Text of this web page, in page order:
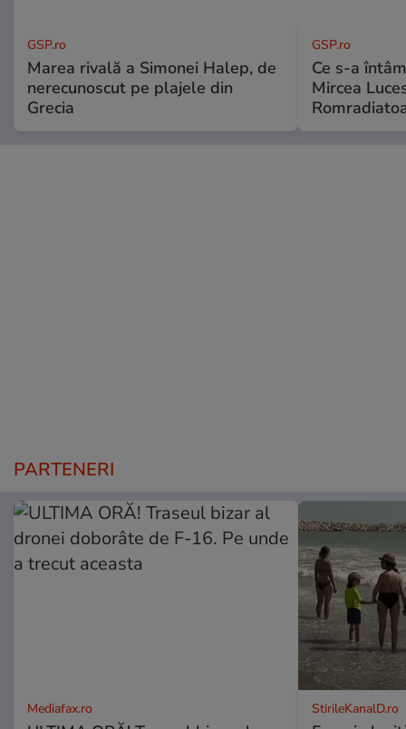
GSP.ro
Marea rivală a Simonei Halep, de
nerecunoscut pe plajele din
Grecia
GSP.ro
Ce s-a
Mircea
PARTENERI
Mediafax.ro StirileKanalD.ro